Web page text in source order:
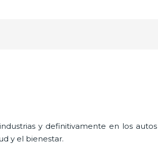
y definitivamente en los
y el bienestar.